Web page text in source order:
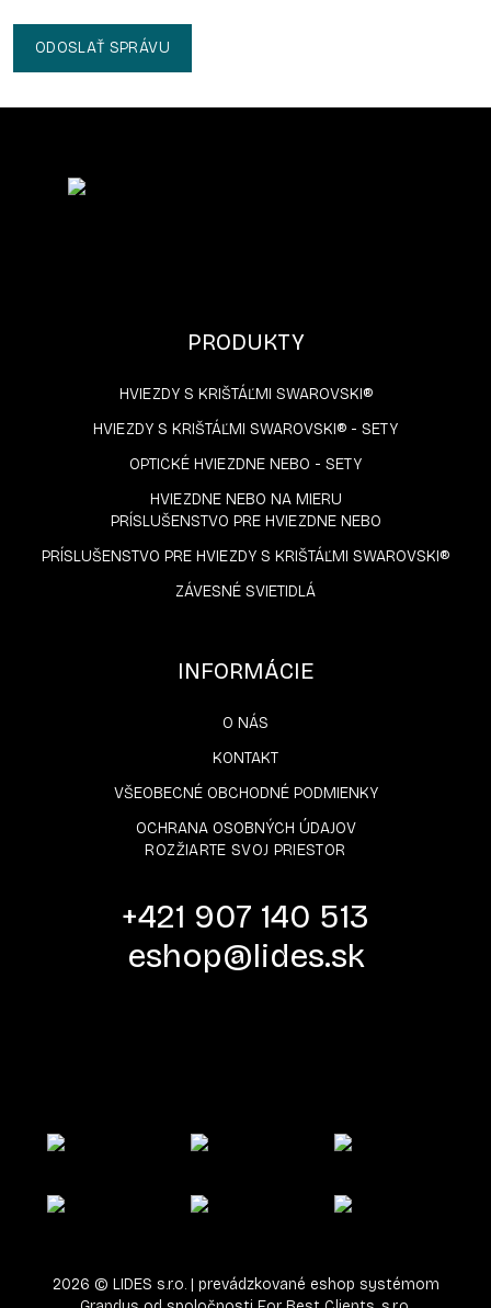
ODOSLAŤ SPRÁVU
PRODUKTY
HVIEZDY S KRIŠTÁĽMI SWAROVSKI®
HVIEZDY S KRIŠTÁĽMI SWAROVSKI® - SETY
OPTICKÉ HVIEZDNE NEBO - SETY
HVIEZDNE NEBO NA MIERU
PRÍSLUŠENSTVO PRE HVIEZDNE NEBO
PRÍSLUŠENSTVO PRE HVIEZDY S KRIŠTÁĽMI SWAROVSKI®
ZÁVESNÉ SVIETIDLÁ
INFORMÁCIE
O NÁS
KONTAKT
VŠEOBECNÉ OBCHODNÉ PODMIENKY
OCHRANA OSOBNÝCH ÚDAJOV
ROZŽIARTE SVOJ PRIESTOR
+421 907 140 513
eshop@lides.sk
2026 © LIDES s.r.o.| prevádzkované eshop systémom